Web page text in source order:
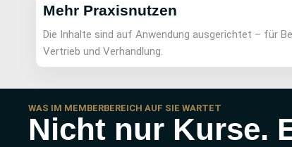
Mehr Praxisnutzen
Die Inhalte sind auf Anwendung ausgerichtet – für
Vertrieb und Verhandlung.
WAS IM MEMBERBEREICH AUF SIE WARTET
Nicht nur Kurse.